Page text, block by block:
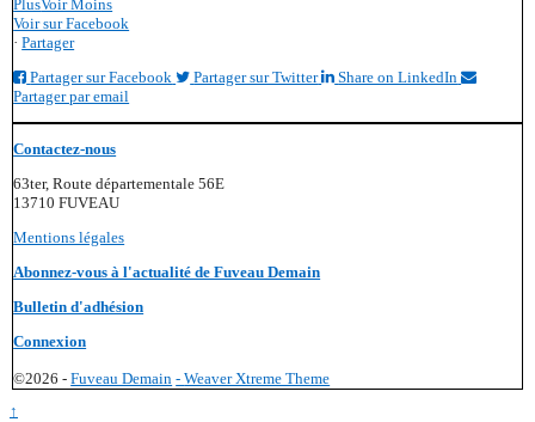
PlusVoir Moins
Voir sur Facebook
· Partager
Partager sur Facebook
Partager sur Twitter
Share on LinkedIn
Partager par email
Contactez-nous
63ter, Route départementale 56E
13710 FUVEAU
Mentions légales
Abonnez-vous à l'actualité de Fuveau Demain
Bulletin d'adhésion
Connexion
©2026 -Fuveau Demain -Weaver Xtreme Theme
↑